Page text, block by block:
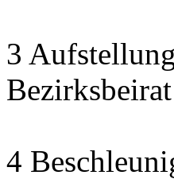
3
Bezirksbeirat
4